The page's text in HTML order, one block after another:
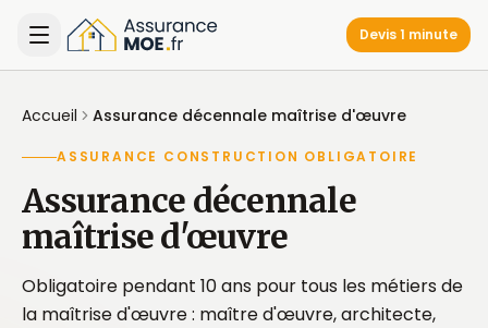
Devis 1 minute
Accueil Assurance décennale maîtrise d'œuvre
ASSURANCE CONSTRUCTION OBLIGATOIRE
Assurance décennale
maîtrise d'œuvre
Obligatoire pendant 10 ans pour tous les métiers de
la maîtrise d'œuvre : maître d'œuvre, architecte,